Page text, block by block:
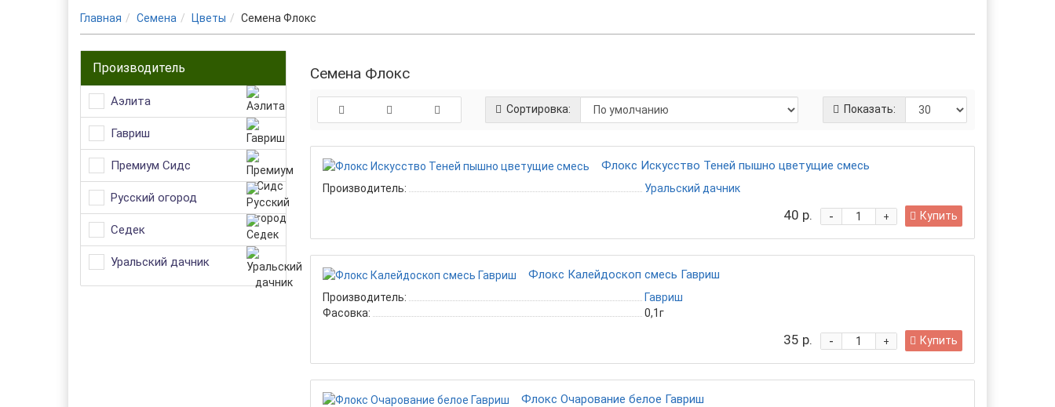
Главная Семена Цветы Семена Флокс
Производитель
Аэлита
Гавриш
Премиум Сидс
Русский огород
Седек
Уральский дачник
Семена Флокс
Сортировка: Показать:
Флокс Искусство Теней пышно цветущие смесь
Производитель: Уральский дачник
40 р. +
- Купить
Флокс Калейдоскоп смесь Гавриш
Производитель:
Гавриш
Фасовка:
0,1г
35 р. +
- Купить
Флокс Очарование белое Гавриш